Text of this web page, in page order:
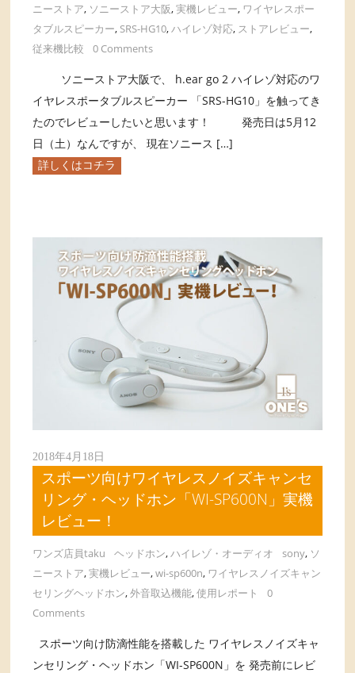
ニーストア, ソニーストア大阪,実機レビュー, ワイヤレスポー
タブルスピーカー, SRS-HG10,ハイレゾ対応, ストアレビュー,
従来機比較
0 Comments
ソニーストア大阪で、 h.ear go 2 ハイレゾ対応のワ
イヤレスポータブルスピーカー 「SRS-HG10」を触ってき
たのでレビューしたいと思います！ 発売日は5月12
日（土）なんですが、 現在ソニース […]
詳しくはコチラ
2018年4月18日
スポーツ向けワイヤレスノイズキャンセ
リング・ヘッドホン「WI-SP600N」実機
レビュー！
ワンズ店員taku ヘッドホン,ハイレゾ・オーディオ sony, ソ
ニーストア,実機レビュー,wi-sp600n, ワイヤレスノイズキャン
セリングヘッドホン,外音取込機能,使用レポート
0
Comments
スポーツ向け防滴性能を搭載した ワイヤレスノイズキャ
ンセリング・ヘッドホン「WI-SP600N」を 発売前にレビ